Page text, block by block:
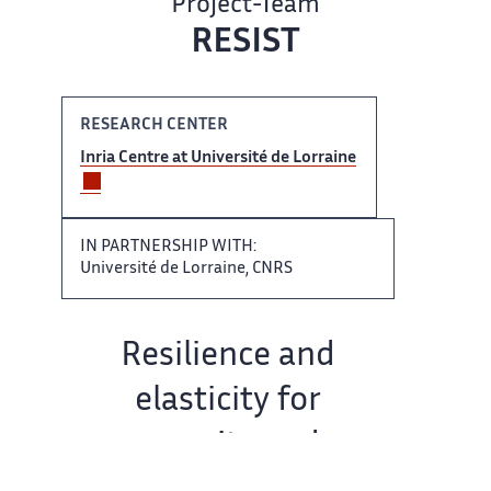
Project-Team
RESIST
RESEARCH CENTER
Inria Centre ‌ at Université de Lorraine ‌​‌
IN PARTNERSHIP WITH:
Université ​​ de Lorraine, CNRS
Team​​​‌ name:Resilience and
elasticity ‌ for